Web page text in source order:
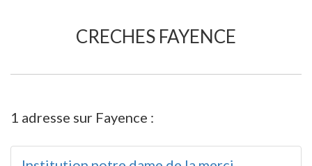
CRECHES FAYENCE
1 adresse sur Fayence :